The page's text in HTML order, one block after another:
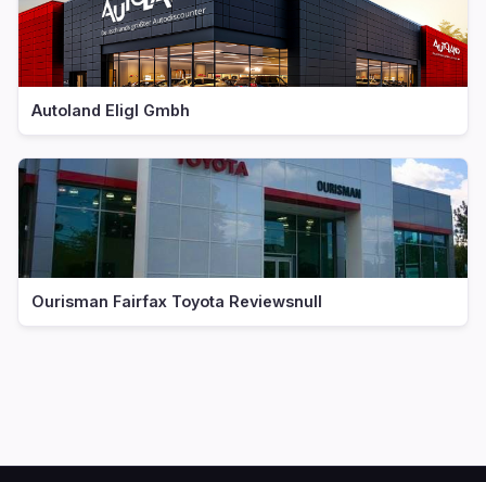
Autoland Eligl Gmbh
Ourisman Fairfax Toyota Reviewsnull